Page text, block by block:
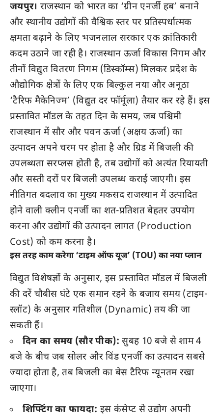
जयपुर। राजस्थान को भारत का ‘ग्रीन एनर्जी हब’ बनाने
और स्थानीय उद्योगों की वैश्विक स्तर पर प्रतिस्पर्धात्मक
क्षमता बढ़ाने के लिए भजनलाल सरकार एक क्रांतिकारी
कदम उठाने जा रही है। राजस्थान ऊर्जा विकास निगम और
तीनों विद्युत वितरण निगम (डिस्कॉम्स) मिलकर प्रदेश के
औद्योगिक क्षेत्रों के लिए एक बिल्कुल नया और अनूठा
‘टैरिफ मैकेनिज्म’ (विद्युत दर फॉर्मूला) तैयार कर रहे हैं। इस
प्रस्तावित मॉडल के तहत दिन के समय, जब पश्चिमी
राजस्थान में सौर और पवन ऊर्जा (अक्षय ऊर्जा) का
उत्पादन अपने चरम पर होता है और ग्रिड में बिजली की
उपलब्धता सरप्लस होती है, तब उद्योगों को अत्यंत रियायती
और सस्ती दरों पर बिजली उपलब्ध कराई जाएगी। इस
नीतिगत बदलाव का मुख्य मकसद राजस्थान में उत्पादित
होने वाली क्लीन एनर्जी का शत-प्रतिशत बेहतर उपयोग
करना और उद्योगों की उत्पादन लागत (Production
Cost) को कम करना है।
इस तरह काम करेगा ‘टाइम ऑफ यूज’ (TOU) का नया प्लान
विद्युत विशेषज्ञों के अनुसार, इस प्रस्तावित मॉडल में बिजली
की दरें चौबीस घंटे एक समान रहने के बजाय समय (टाइम-
स्लॉट) के अनुसार गतिशील (Dynamic) तय की जा
सकती हैं।
दिन का समय (सौर पीक): सुबह 10 बजे से शाम 4
बजे के बीच जब सोलर और विंड एनर्जी का उत्पादन सबसे
ज्यादा होता है, तब बिजली का बेस टैरिफ न्यूनतम रखा
जाएगा।
शिफ्टिंग का फायदा: इस कंसेप्ट से उद्योग अपनी